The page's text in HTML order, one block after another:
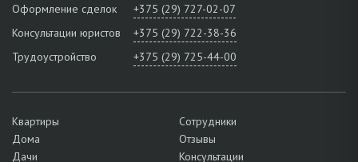
Оформление сделок
+375 (29) 727-02-07
Консультации юристов
+375 (29) 722-38-36
Трудоустройство
+375 (29) 725-44-00
Квартиры
Дома
Дачи
Сотрудники
Отзывы
Консультации